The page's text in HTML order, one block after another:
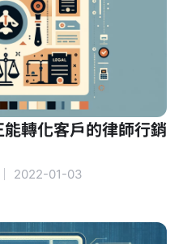
轉化客戶的律師行銷
2022-01-03